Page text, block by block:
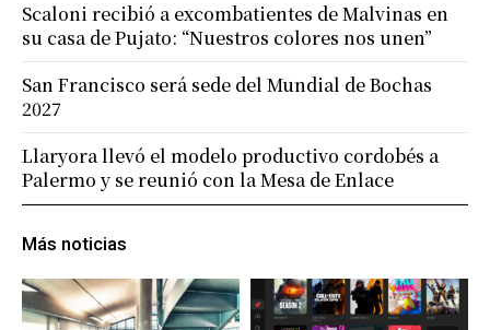
Más noticias
Scaloni recibió a excombatientes de Malvinas en
su casa de Pujato: “Nuestros colores nos unen”
San Francisco será sede del Mundial de Bochas
2027
Llaryora llevó el modelo productivo cordobés a
Palermo y se reunió con la Mesa de Enlace